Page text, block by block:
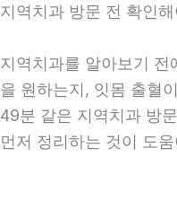
지역치과 방문 전 확인
지역치과를 알아보기
을 원하는지, 잇몸 출혈
49분 같은 지역치과 방
먼저 정리하는 것이 도